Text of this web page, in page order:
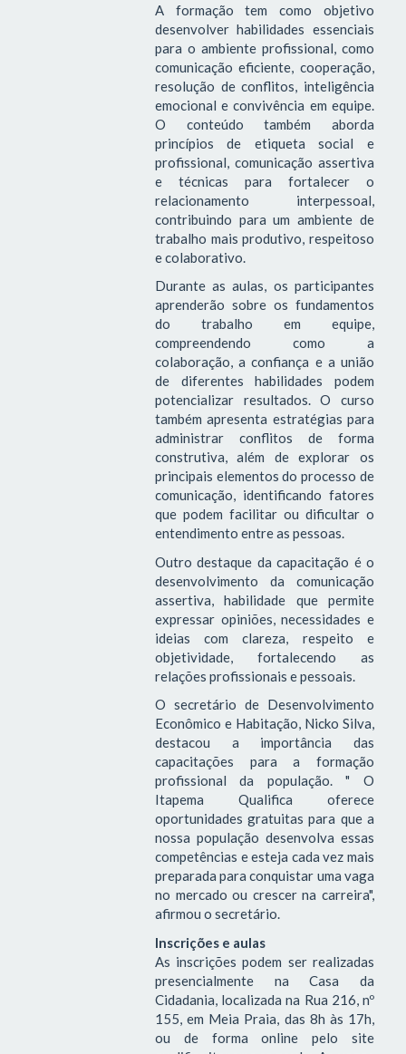
A formação tem como objetivo
desenvolver habilidades essenciais
para o ambiente profissional, como
comunicação eficiente, cooperação,
resolução de conflitos, inteligência
emocional e convivência em equipe.
O conteúdo também aborda
princípios de etiqueta social e
profissional, comunicação assertiva
e técnicas para fortalecer o
relacionamento interpessoal,
contribuindo para um ambiente de
trabalho mais produtivo, respeitoso
e colaborativo.
Durante as aulas, os participantes
aprenderão sobre os fundamentos
do trabalho em equipe,
compreendendo como a
colaboração, a confiança e a união
de diferentes habilidades podem
potencializar resultados. O curso
também apresenta estratégias para
administrar conflitos de forma
construtiva, além de explorar os
principais elementos do processo de
comunicação, identificando fatores
que podem facilitar ou dificultar o
entendimento entre as pessoas.
Outro destaque da capacitação é o
desenvolvimento da comunicação
assertiva, habilidade que permite
expressar opiniões, necessidades e
ideias com clareza, respeito e
objetividade, fortalecendo as
relações profissionais e pessoais.
O secretário de Desenvolvimento
Econômico e Habitação, Nicko Silva,
destacou a importância das
capacitações para a formação
profissional da população. " O
Itapema Qualifica oferece
oportunidades gratuitas para que a
nossa população desenvolva essas
competências e esteja cada vez mais
preparada para conquistar uma vaga
no mercado ou crescer na carreira",
afirmou o secretário.
Inscrições e aulas
As inscrições podem ser realizadas
presencialmente na Casa da
Cidadania, localizada na Rua 216, nº
155, em Meia Praia, das 8h às 17h,
ou de forma online pelo site